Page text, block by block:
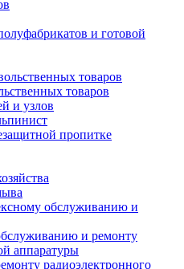
и готовой
товаров
товаров
и узлов
пропитке
обслуживанию и
и ремонту
аппаратуры
радиоэлектронного